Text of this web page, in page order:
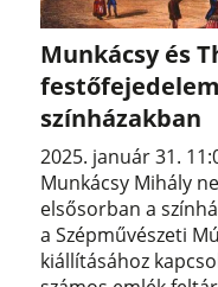
Munkácsy és
színházakban
2025. január 31.
Munkácsy Mihály
elsősorban a
a Szépművészeti
kiállításához